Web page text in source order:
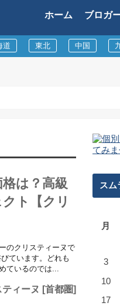
ホーム ブロガ
道 東北 中国
は？高級
ト【クリ
のクリスティーヌで
ています。どれも
ているのでは...
ティーヌ [首都圏]
スム
月
3
10
17